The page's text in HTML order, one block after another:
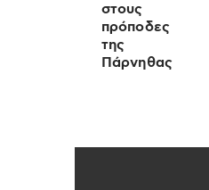
στους
πρόποδες
της
Πάρνηθας